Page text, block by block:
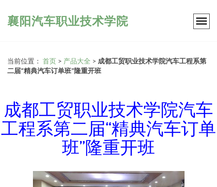
襄阳汽车职业技术学院
当前位置： 首页 > 产品大全 > 成都工贸职业技术学院汽车工程系第
二届“精典汽车订单班”隆重开班
成都工贸职业技术学院汽车
工程系第二届“精典汽车订单
班”隆重开班